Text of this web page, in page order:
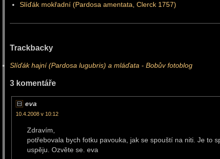
Slíďák mokřadní (Pardosa amentata, Clerck 1757)
Trackbacky
Slíďák hajní (Pardosa lugubris) a mláďata - Bobův fotoblog
3 komentáře
eva
10.4.2008 v 10:12
Zdravím,
potřebovala bych fotku pavouka, jak se spouští na niti. Je to
uspěju. Ozvěte se. eva